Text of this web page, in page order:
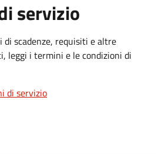
servizio
di scadenze, requisiti e altre
leggi i termini e le condizioni di
di servizio